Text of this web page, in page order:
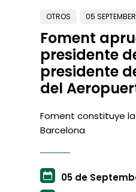
OTROS 05 SEPTEMBER
Foment
presidente
presidente
del
Foment constituye
Barcelona
05 de